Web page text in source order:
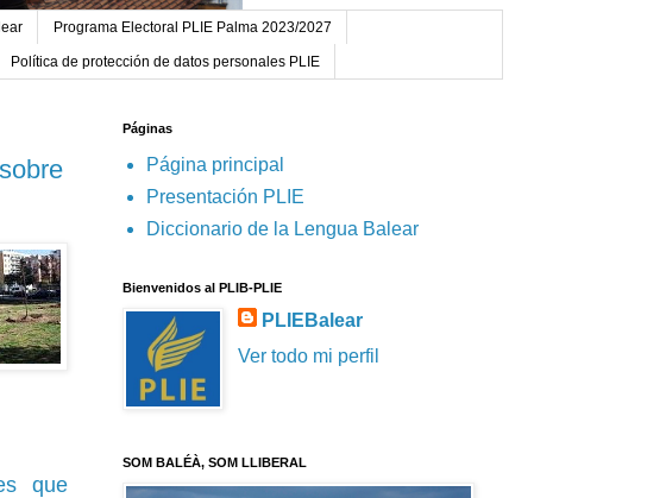
Programa Electoral PLIE Palma 2023/2027
Política de protección de datos personales PLIE
que
Páginas
Página principal
Presentación PLIE
Diccionario de la Lengua Balear
Bienvenidos al PLIB-PLIE
PLIEBalear
Ver todo mi perfil
SOM BALÉÀ, SOM LLIBERAL